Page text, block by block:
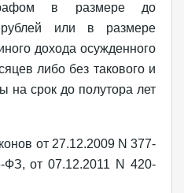
в размере до
рублей или в размере
дохода осужденного
либо без такового и
на срок до полутора лет
от 27.12.2009 N 377-
от 07.12.2011 N 420-